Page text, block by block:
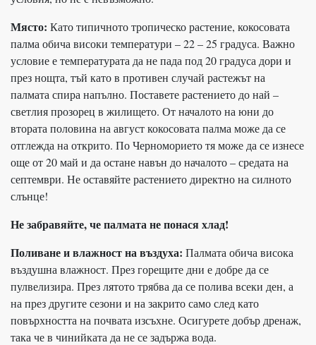
Място: Като типичното тропическо растение, кокосовата
палма обича високи температури – 22 – 25 градуса. Важно
условие е температурата да не пада под 20 градуса дори и
през нощта, тъй като в противен случай растежът на
палмата спира напълно. Поставете растението до най –
светлия прозорец в жилището. От началото на юни до
втората половина на август кокосовата палма може да се
отглежда на открито. По Черноморието тя може да се изнесе
още от 20 май и да остане навън до началото – средата на
септември. Не оставяйте растението директно на силното
слънце!
Не забравяйте, че палмата не понася хлад!
Поливане и влажност на въздуха: Палмата обича висока
въздушна влажност. През горещите дни е добре да се
пулвелизира. През лятото трябва да се полива всеки ден, а
на през другите сезони и на закрито само след като
повърхността на почвата изсъхне. Осигурете добър дренаж,
така че в чинийката да не се задържа вода.